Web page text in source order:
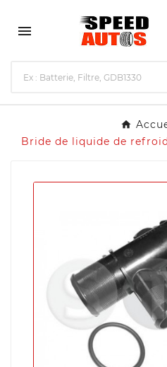

Bride de liquide de